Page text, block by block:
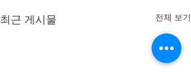
최근 게시물 전체 보기